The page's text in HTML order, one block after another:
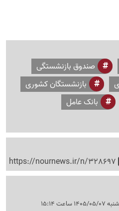
صندوق بازنشستگی
بازنشستگان کشوری
بانک عامل
https://nournews.ir/n/328697
07 ساعت 15:14